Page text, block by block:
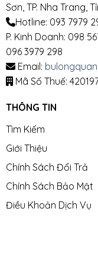
Sơn, TP. Nha Trang,
Hotline: 093 7979
P. Kinh Doanh: 098
096 3979 298
Email:
Mã Số Thuế:
THÔNG TIN
Tìm Kiếm
Giới Thiệu
Chính Sách Đổi Trả
Chính Sách Bảo Mật
Điều Khoản Dịch Vụ